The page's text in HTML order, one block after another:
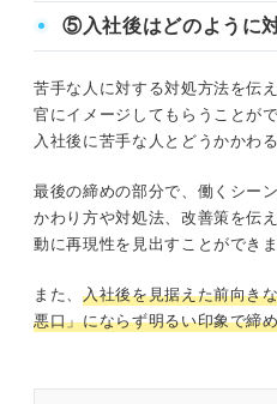
⑤入社後はどのように
苦手な人に対する対処方法を伝
官にイメージしてもらうことが
入社後に苦手な人とどうかかわ
最後の締めの部分で、働くシー
かわり方や対処法、改善策を伝
動に再現性を見出すことができま
また、 入社後を見据えた前向き
悪口」にならず明るい印象で締